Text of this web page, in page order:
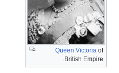
Queen Victoria of
British Empire.